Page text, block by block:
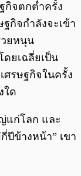
กิจตกต่ำครั้ง
กิจกำลังจะเข้า
วยหนุน
ยเฉลี่ยเป็น
ศรษฐกิจในครั้ง
ใด
แก่โลก และ
ปีข้างหน้า” เขา